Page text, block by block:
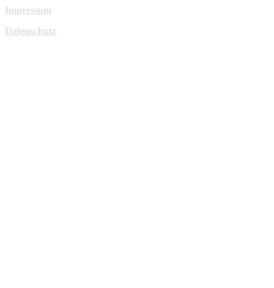
Impressum
Datenschutz